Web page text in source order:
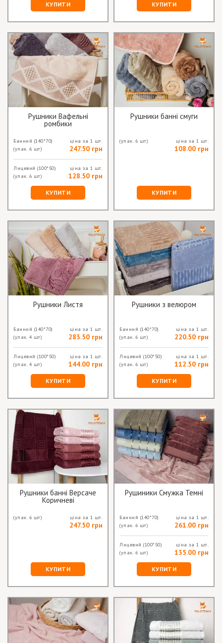
КУПИТИ КУПИТИ
Рушники Вафельні
ромбики
Банний (140*70)
(упак. 6 шт)
ціна за 1 шт.
247.50 грн
Лицевий (100*50)
(упак. 6 шт)
ціна за 1 шт.
128.50 грн
КУПИТИ
Рушники банні смуги
(упак. 6 шт) ціна за 1 шт.
108.00 грн
КУПИТИ
Рушники Листя
Банний (140*70)
(упак. 4 шт)
ціна за 1 шт.
283.50 грн
Лицевий (100*50)
(упак. 4 шт)
ціна за 1 шт.
144.00 грн
КУПИТИ
Рушники з велюром
Банний (140*70)
(упак. 6 шт)
ціна за 1 шт.
220.50 грн
Лицевий (100*50)
(упак. 6 шт)
ціна за 1 шт.
112.50 грн
КУПИТИ
Рушники банні Версаче
Коричневі
(упак. 6 шт) ціна за 1 шт.
247.50 грн
КУПИТИ
Рушиники Смужка Темні
Банний (140*70)
(упак. 6 шт)
ціна за 1 шт.
261.00 грн
Лицевий (100*50)
(упак. 6 шт)
ціна за 1 шт.
135.00 грн
КУПИТИ